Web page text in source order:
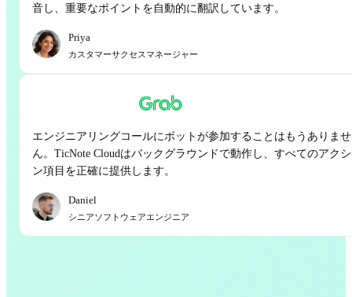
音し、重要なポイントを自動的に翻訳しています。
Priya
カスタマーサクセスマネージャー
エンジニアリングコールにボットが参加することはもうありませ
ん。TicNote Cloudはバックグラウンドで動作し、すべてのアク
ン項目を正確に提供します。
Daniel
シニアソフトウェアエンジニア